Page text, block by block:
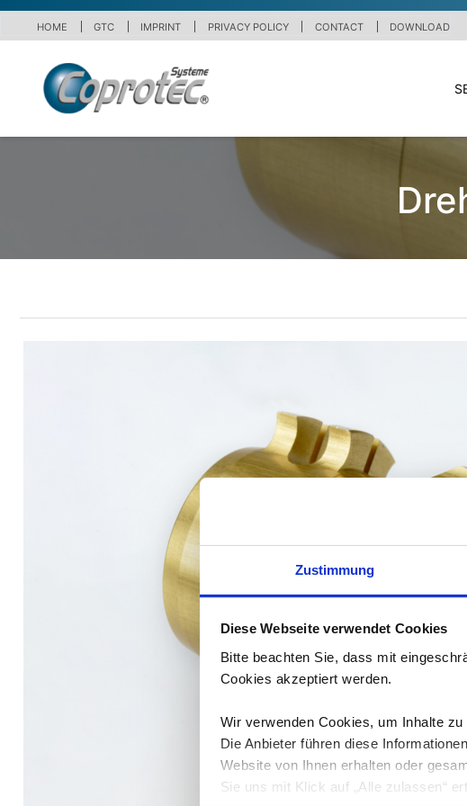
Zustimmung
Diese Webseite verwendet Cookies
Bitte beachten Sie, dass mit
Cookies akzeptiert werden.
Wir verwenden Cookies, um Inhalte
Die Anbieter führen diese
Website von Ihnen erhalten oder
Sie uns mit Klick auf „Alle zulassen“
HOME GTC IMPRINT PRIVACY POLICY CONTACT DOWNLOAD